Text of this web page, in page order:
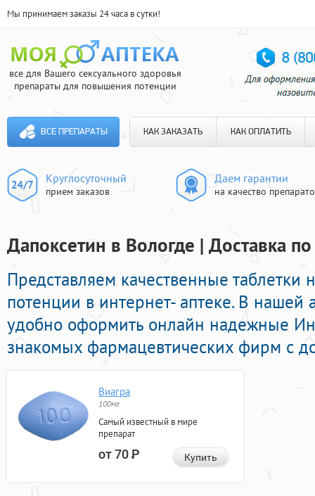
Мы принимаем заказы 24 часа в сутки!
все для Вашего сексуального здоровья
препараты для повышения потенции
ВСЕ ПРЕПАРАТЫ КАК ЗАКАЗАТЬ КАК ОПЛАТИТЬ
Круглосуточный
прием заказов
Даем гарантии
на качество
Дапоксетин в Вологде | Доставка
Представляем качественные таблетки
потенции в интернет- аптеке. В нашей
удобно оформить онлайн надежные
знакомых фармацевтических фирм с
Виагра
100мг
Самый известный в мире
препарат
от 70Р Купить